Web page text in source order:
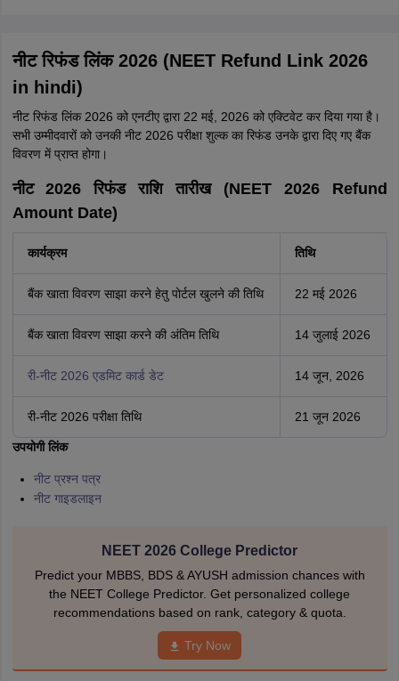
NAAC A+ Accredited| Ranked #21 in University
Category by NIRF | Applications open for
multiple UG & PG Programs
Emversity Allied Health Programs
Get Job Ready in Healthcare | Employability-
नीट फीस रिफंड 2026 तारीख और पोर्टल
(NEET Fees Refund 2026 Date &
2026 रिफंड की तारीखनीचे दी गई तालिका से देखी जा सकती है। प्राधिकरण द्वारा 22
परीक्षा शुल्क वापस प्राप्त कर सकते हैं।
नीट रिफंड लिंक 2026 (NEET Refund Link 2026
in hindi)
सभी उम्मीदवारों को उनकी नीट 2026 परीक्षा शुल्क का रिफंड उनके द्वारा दिए गए बैंक
विवरण में प्राप्त होगा।
नीट 2026 रिफंड राशि तारीख (NEET 2026 Refund
कार्यक्रम तिथि